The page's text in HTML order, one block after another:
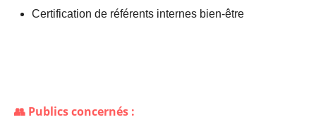
Certification de référents internes bien-être
👥 Publics concernés :